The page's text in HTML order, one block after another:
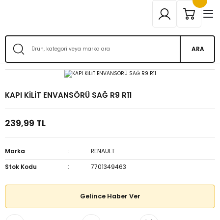
ARA
KAPI KİLİT ENVANSÖRÜ SAĞ R9 R11
239,99 TL
Marka
RENAULT
Stok Kodu
7701349463
Gelince Haber Ver